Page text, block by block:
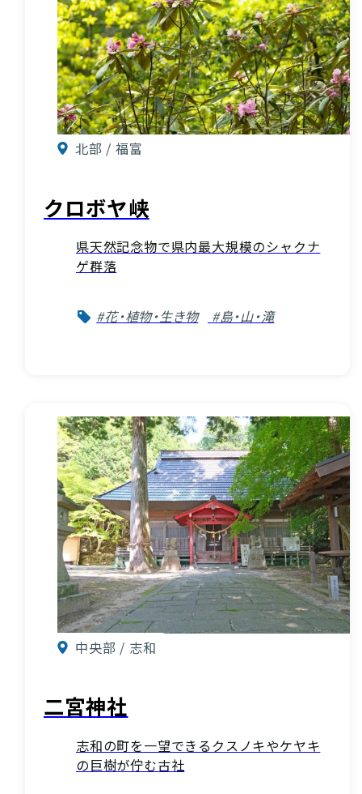
北部 / 福富
クロボヤ峡
県天然記念物で県内最大規模のシャクナ
ゲ群落
#花・植物・生き物 #島・山・滝
中央部 / 志和
二宮神社
志和の町を一望できるクスノキやケヤキ
の巨樹が佇む古社